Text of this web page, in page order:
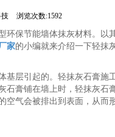
浏览次数:1592
环保节能墙体抹灰材料。以
家的小编就来介绍一下轻抹
基层引起的。轻抹灰石膏施
石膏铺在墙上时，轻抹灰石
空气会被排出到表面，从而